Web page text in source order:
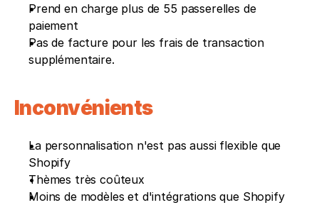
Prend en charge plus de 55 passerelles de
paiement
Pas de facture pour les frais de transaction
supplémentaire.
Inconvénients
La personnalisation n'est pas aussi flexible que
Shopify
Thèmes très coûteux
Moins de modèles et d'intégrations que Shopify